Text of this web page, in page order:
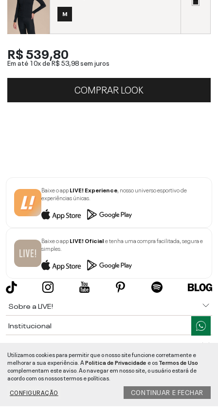
M
R$ 539,80
Em até 10x deR$ 53,98sem juros
COMPRAR LOOK
Baixe o appLIVE! Experience , nosso universo esportivo de
experiências únicas.
Baixe o appLIVE! Oficiale tenha uma compra facilitada, segura e
simples.
Sobre a LIVE!
Institucional
Ajuda
Segurança e Qualidade
LIVE!©2026- TODOS OS DIREITOS RESERVADOS -RUA MANOEL FRANCISCO
Utilizamos cookies para permitir que o nosso site funcione corretamente e
melhorar a sua experiência. APolitica de Privacidade e osTermos de Uso
complementam este aviso. Ao navegar em nosso site, o usuário estará de
acordo com os nossos termos e políticas.
CONFIGURAÇÃO
CONTINUAR E FECHAR